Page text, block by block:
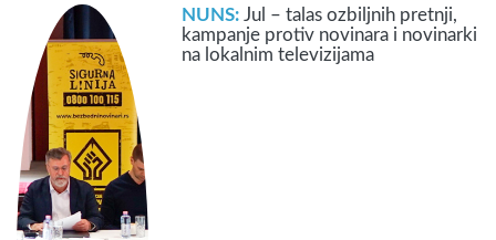
NUNS:Jul – talas ozbiljnih pretnji,
kampanje protiv novinara i novinarki
na lokalnim televizijama